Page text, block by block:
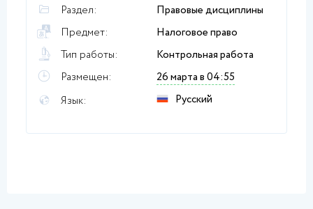
Раздел:
Правовые дисциплины
Предмет:
Налоговое право
Тип работы:
Контрольная работа
Размещен:
26 марта в 04:55
Язык:
Русский